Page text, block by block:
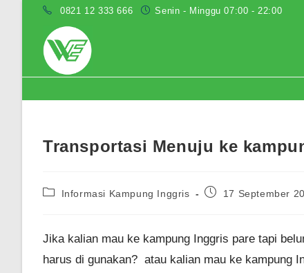
0821 12 333 666 Senin - Minggu 07:00 - 22:00
Transportasi Menuju ke
PostInformasi Kampung Inggris
Post17 September
Jika kalian mau ke kampung Inggris pare tapi
harus di gunakan? atau kalian mau ke kampung